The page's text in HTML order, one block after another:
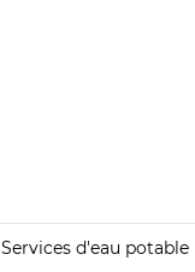
Services d'eau potable